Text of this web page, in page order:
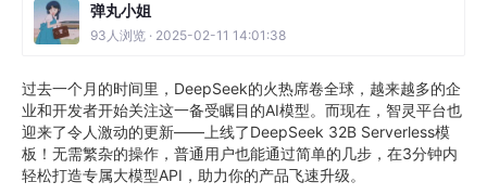
弹丸小姐
93人浏览 · 2025-02-11 14:01:38
过去一个月的时间里，DeepSeek的火热席卷全球，越来越多的企
业和开发者开始关注这一备受瞩目的AI模型。而现在，智灵平台也
迎来了令人激动的更新——上线了DeepSeek 32B Serverless模
板！无需繁杂的操作，普通用户也能通过简单的几步，在3分钟内
轻松打造专属大模型API，助力你的产品飞速升级。